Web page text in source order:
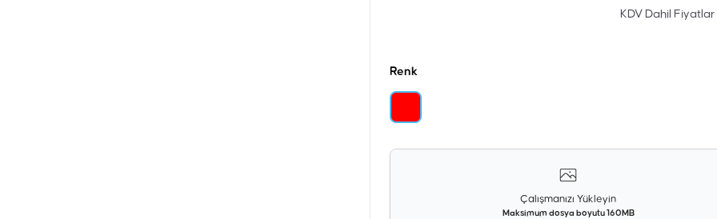
KDV Dahil Fiyatlar
Çalışmanızı Yükleyin
Maksimum dosya boyutu 160MB
Renk